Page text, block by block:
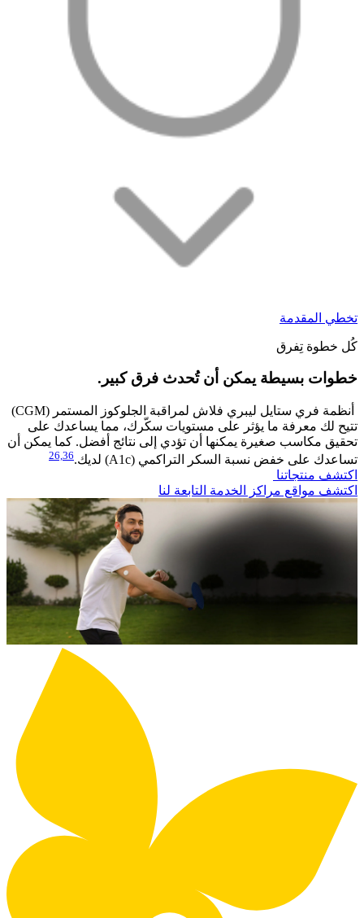
تخطي المقدمة
كُل خطوة تِفرق
خطوات بسيطة يمكن أن تُحدث فرق كبير.​
أنظمة فري ستايل ليبري فلاش لمراقبة الجلوكوز المستمر (CGM)
تتيح لك معرفة ما يؤثر على مستويات سكّرك، مما يساعدك على
تحقيق مكاسب صغيرة يمكنها أن تؤدي إلى نتائج أفضل. كما يمكن أن
تساعدك على خفض نسبة السكر التراكمي (A1c) لديك.
26, 36
اكتشف منتجاتنا
اكتشف مواقع مراكز الخدمة التابعة لنا​